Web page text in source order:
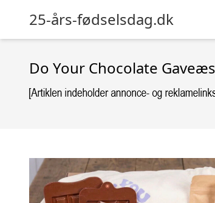
25-års-fødselsdag.dk
Do Your Chocolate